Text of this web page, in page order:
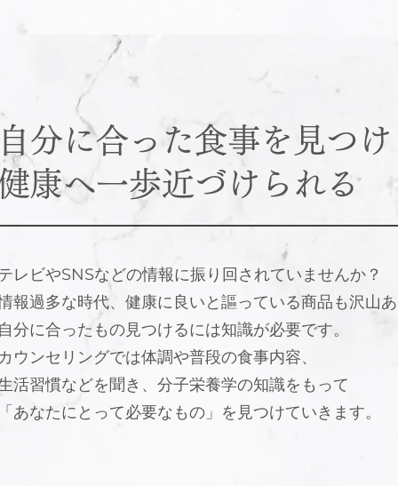
分に合った食事を見つけ
康へ一歩近づけられる
レビやSNSなどの情報に振り回されていませんか？
報過多な時代、健康に良いと謳っている商品も沢山
分に合ったもの見つけるには知識が必要です。
ウンセリングでは体調や普段の食事内容、
活習慣などを聞き、分子栄養学の知識をもって
あなたにとって必要なもの」を見つけていきます。